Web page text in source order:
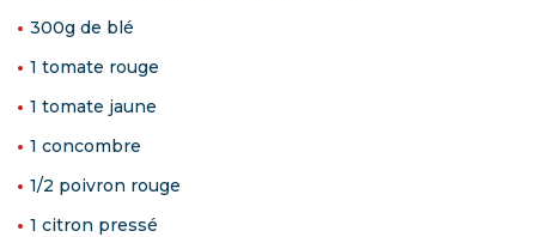
300g de blé
1 tomate rouge
1 tomate jaune
1 concombre
1/2 poivron rouge
1 citron pressé